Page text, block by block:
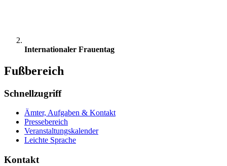
Internationaler Frauentag
Fußbereich
Schnellzugriff
Ämter, Aufgaben & Kontakt
Pressebereich
Veranstaltungskalender
Leichte Sprache
Kontakt